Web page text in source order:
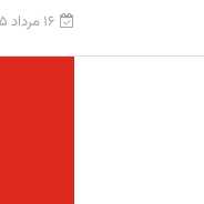
۱۶ مرداد ۱۴۰۵